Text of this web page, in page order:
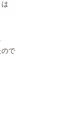
ので